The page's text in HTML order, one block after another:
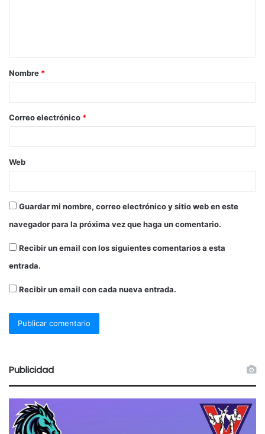
Nombre *
Correo electrónico *
Web
Guardar mi nombre, correo electrónico y sitio web en este
navegador para la próxima vez que haga un comentario.
Recibir un email con los siguientes comentarios a esta
entrada.
Recibir un email con cada nueva entrada.
Publicidad